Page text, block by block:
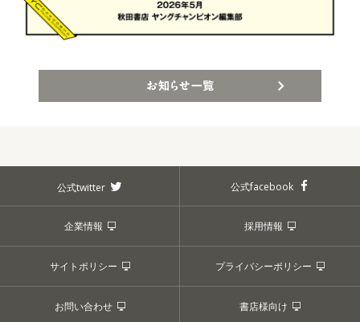
公式twitter 公式facebook
企業情報 採用情報
サイトポリシー プライバシーポリシー
お問い合わせ 書店様向け